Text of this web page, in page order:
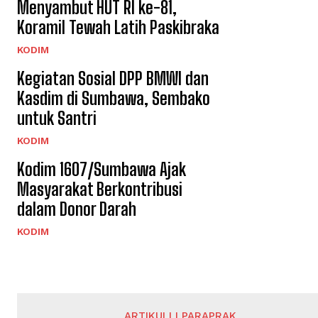
Menyambut HUT RI ke-81,
Koramil Tewah Latih Paskibraka
KODIM
Kegiatan Sosial DPP BMWI dan
Kasdim di Sumbawa, Sembako
untuk Santri
KODIM
Kodim 1607/Sumbawa Ajak
Masyarakat Berkontribusi
dalam Donor Darah
KODIM